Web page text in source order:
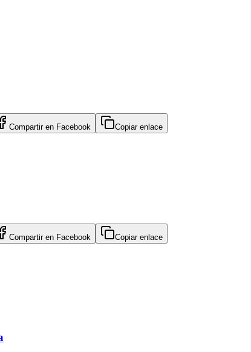
Compartir en Facebook Copiar enlace
Compartir en Facebook Copiar enlace